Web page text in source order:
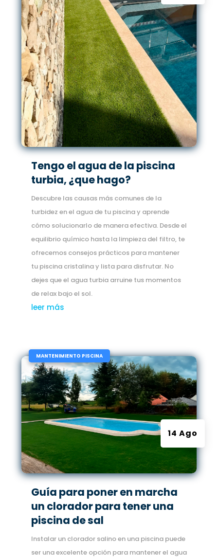
Tengo el agua de la piscina
turbia, ¿que hago?
Descubre las causas más comunes de la
turbidez en el agua de tu piscina y aprende
cómo solucionarlo de manera efectiva. Desde el
equilibrio químico hasta la limpieza del filtro, te
ofrecemos consejos prácticos para mantener
tu piscina cristalina y lista para disfrutar. No
dejes que el agua turbia arruine tus momentos
de relax bajo el sol.
leer más
Guía para poner en marcha
un clorador para tener una
piscina de sal
14 Ago
| MANTENIMIENTO PISCINA
Instalar un clorador salino en una piscina puede
ser una excelente opción para mantener el agua